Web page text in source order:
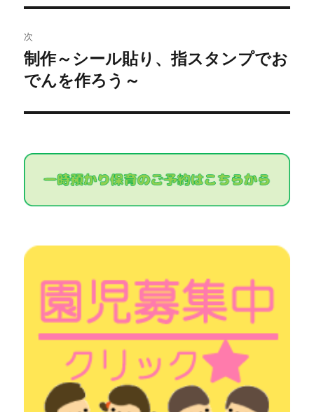
ゲ
ー
シ
稿:
次
次
の
稿:
制作～シール貼り、指スタンプでお
でんを作ろう～